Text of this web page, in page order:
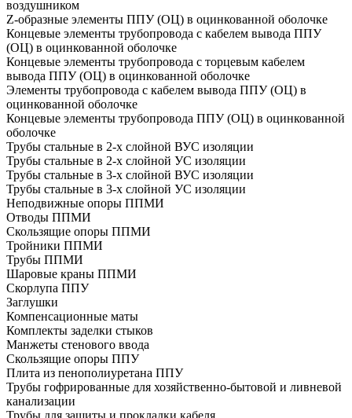
воздушником
Z-образные элементы ППУ (ОЦ) в оцинкованной оболочке
Концевые элементы трубопровода с кабелем вывода ППУ
(ОЦ) в оцинкованной оболочке
Концевые элементы трубопровода с торцевым кабелем
вывода ППУ (ОЦ) в оцинкованной оболочке
Элементы трубопровода с кабелем вывода ППУ (ОЦ) в
оцинкованной оболочке
Концевые элементы трубопровода ППУ (ОЦ) в оцинкованной
оболочке
Трубы стальные в 2-х слойной ВУС изоляции
Трубы стальные в 2-х слойной УС изоляции
Трубы стальные в 3-х слойной ВУС изоляции
Трубы стальные в 3-х слойной УС изоляции
Неподвижные опоры ППМИ
Отводы ППМИ
Скользящие опоры ППМИ
Тройники ППМИ
Трубы ППМИ
Шаровые краны ППМИ
Скорлупа ППУ
Заглушки
Компенсационные маты
Комплекты заделки стыков
Манжеты стенового ввода
Скользящие опоры ППУ
Плита из пенополиуретана ППУ
Трубы гофрированные для хозяйственно-бытовой и ливневой
канализации
Трубы для защиты и прокладки кабеля